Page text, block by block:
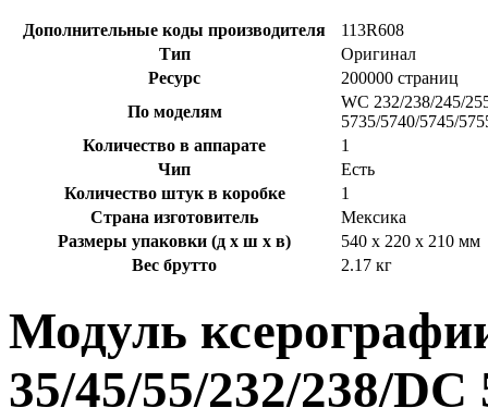
Дополнительные коды производителя
113R608
Тип
Оригинал
Ресурс
200000 страниц
По моделям
WC 232/238/245/
5735/5740/5745/
Количество в аппарате
1
Чип
Есть
Количество штук в коробке
1
Страна изготовитель
Мексика
Размеры упаковки (д х ш х в)
540 x 220 x 210 мм
Вес брутто
2.17 кг
Модуль
35/45/55/232/238/DC